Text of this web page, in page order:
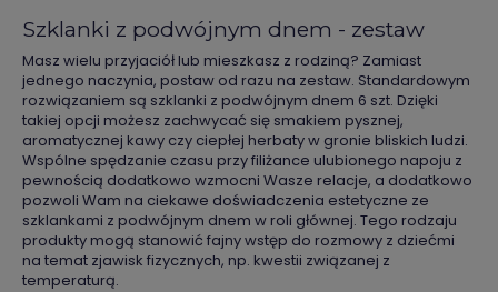
Szklanki z podwójnym dnem - zestaw
Masz wielu przyjaciół lub mieszkasz z rodziną? Zamiast
jednego naczynia, postaw od razu na zestaw. Standardowym
rozwiązaniem są szklanki z podwójnym dnem 6 szt. Dzięki
takiej opcji możesz zachwycać się smakiem pysznej,
aromatycznej kawy czy ciepłej herbaty w gronie bliskich ludzi.
Wspólne spędzanie czasu przy filiżance ulubionego napoju z
pewnością dodatkowo wzmocni Wasze relacje, a dodatkowo
pozwoli Wam na ciekawe doświadczenia estetyczne ze
szklankami z podwójnym dnem w roli głównej. Tego rodzaju
produkty mogą stanowić fajny wstęp do rozmowy z dziećmi
na temat zjawisk fizycznych, np. kwestii związanej z
temperaturą.